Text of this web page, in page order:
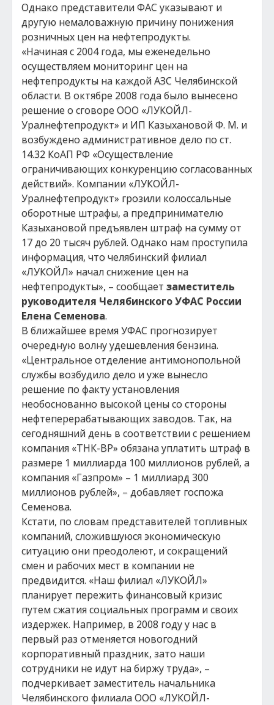
Однако представители ФАС указывают и
другую немаловажную причину понижения
розничных цен на нефтепродукты.
«Начиная с 2004 года, мы еженедельно
осуществляем мониторинг цен на
нефтепродукты на каждой АЗС Челябинской
области. В октябре 2008 года было вынесено
решение о сговоре ООО «ЛУКОЙЛ-
Уралнефтепродукт» и ИП Казыхановой Ф. М. и
возбуждено административное дело по ст.
14.32 КоАП РФ «Осуществление
ограничивающих конкуренцию согласованных
действий». Компании «ЛУКОЙЛ-
Уралнефтепродукт» грозили колоссальные
оборотные штрафы, а предпринимателю
Казыхановой предъявлен штраф на сумму от
17 до 20 тысяч рублей. Однако нам проступила
информация, что челябинский филиал
«ЛУКОЙЛ» начал снижение цен на
нефтепродукты», – сообщает заместитель
руководителя Челябинского УФАС России
Елена Семенова.
В ближайшее время УФАС прогнозирует
очередную волну удешевления бензина.
«Центральное отделение антимонопольной
службы возбудило дело и уже вынесло
решение по факту установления
необоснованно высокой цены со стороны
нефтеперерабатывающих заводов. Так, на
сегодняшний день в соответствии с решением
компания «ТНК-ВР» обязана уплатить штраф в
размере 1 миллиарда 100 миллионов рублей, а
компания «Газпром» – 1 миллиард 300
миллионов рублей», – добавляет госпожа
Семенова.
Кстати, по словам представителей топливных
компаний, сложившуюся экономическую
ситуацию они преодолеют, и сокращений
смен и рабочих мест в компании не
предвидится. «Наш филиал «ЛУКОЙЛ»
планирует пережить финансовый кризис
путем сжатия социальных программ и своих
издержек. Например, в 2008 году у нас в
первый раз отменяется новогодний
корпоративный праздник, зато наши
сотрудники не идут на биржу труда», –
подчеркивает заместитель начальника
Челябинского филиала ООО «ЛУКОЙЛ-